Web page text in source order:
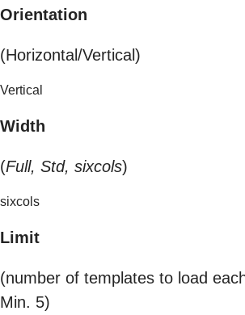
Orientation
(Horizontal/Vertical)
Vertical
Width
(Full, Std, sixcols)
sixcols
Limit
(number of templates to load
Min. 5)